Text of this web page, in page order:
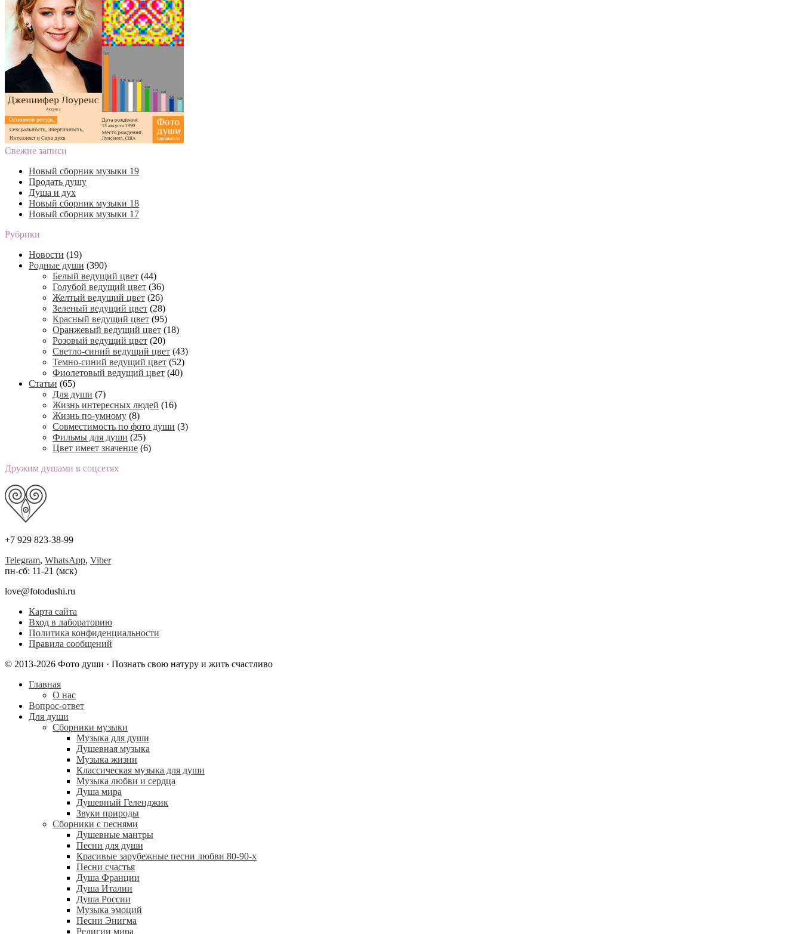
Свежие записи
Новый сборник музыки 19
Продать душу
Душа и дух
Новый сборник музыки 18
Новый сборник музыки 17
Рубрики
Новости (19)
Родные души (390)
Белый ведущий цвет (44)
Голубой ведущий цвет (36)
Желтый ведущий цвет (26)
Зеленый ведущий цвет (28)
Красный ведущий цвет (95)
Оранжевый ведущий цвет (18)
Розовый ведущий цвет (20)
Светло-синий ведущий цвет (43)
Темно-синий ведущий цвет (52)
Фиолетовый ведущий цвет (40)
Статьи (65)
Для души (7)
Жизнь интересных людей (16)
Жизнь по-умному (8)
Совместимость по фото души (3)
Фильмы для души (25)
Цвет имеет значение (6)
Дружим душами в соцсетях
+7 929 823-38-99
Telegram, WhatsApp, Viber
пн-сб: 11-21 (мск)
love@fotodushi.ru
Карта сайта
Вход в лабораторию
Политика конфиденциальности
Правила сообщений
© 2013-2026 Фото души · Познать свою натуру и жить счастливо
Главная
О нас
Вопрос-ответ
Для души
Сборники музыки
Музыка для души
Душевная музыка
Музыка жизни
Классическая музыка для души
Музыка любви и сердца
Душа мира
Душевный Геленджик
Звуки природы
Сборники с песнями
Душевные мантры
Песни для души
Красивые зарубежные песни любви 80-90-х
Песни счастья
Душа Франции
Душа Италии
Душа России
Музыка эмоций
Песни Энигма
Религии мира